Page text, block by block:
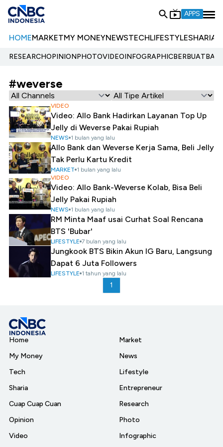
APPS
HOMEMARKETMY MONEYNEWSTECHLIFESTYLESHARIA
RESEARCHOPINIONPHOTOVIDEOINFOGRAPHIC
#weverse
VIDEO
Video: Allo Bank Hadirkan Layanan Top Up
Jelly di Weverse Pakai Rupiah
NEWS 1 bulan yang lalu
Allo Bank dan Weverse Kerja Sama, Beli Jelly
Tak Perlu Kartu Kredit
MARKET 1 bulan yang lalu
VIDEO
Video: Allo Bank-Weverse Kolab, Bisa Beli
Jelly Pakai Rupiah
NEWS 1 bulan yang lalu
RM Minta Maaf usai Curhat Soal Rencana
BTS 'Bubar'
LIFESTYLE 7 bulan yang lalu
Jungkook BTS Bikin Akun IG Baru, Langsung
Dapat 6 Juta Followers
LIFESTYLE 1 tahun yang lalu
1
Home
My Money
Tech
Sharia
Cuap Cuap Cuan
Opinion
Video
Market
News
Lifestyle
Entrepreneur
Research
Photo
Infographic